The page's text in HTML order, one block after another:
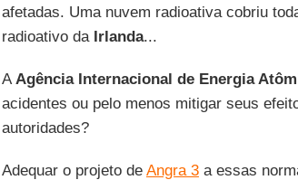
afetadas. Uma nuvem radioativa cobriu
radioativo da Irlanda...
AAgência Internacional de Energia
acidentes ou pelo menos mitigar seus
autoridades?
Adequar o projeto de Angra 3a essas